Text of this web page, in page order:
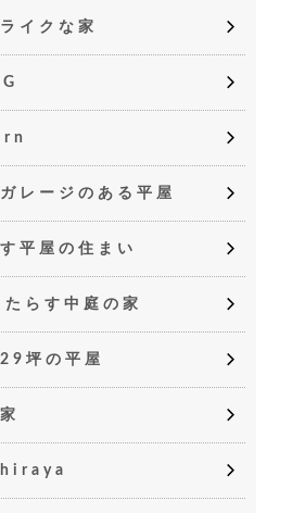
イクな家
レージのある平屋
平屋の住まい
らす中庭の家
坪の平屋
hiraya